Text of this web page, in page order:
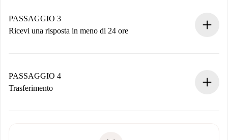
non accetta.
PASSAGGIO 3
Ricevi una risposta in meno di 24 ore
contatto con il proprietario.
Se rifiutata: non ti addebiteremo nulla e ti proporremo
PASSAGGIO 4
Trasferimento